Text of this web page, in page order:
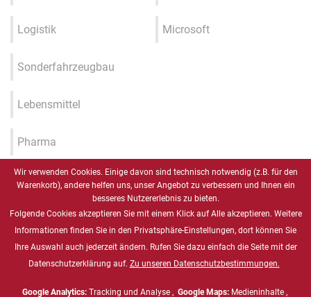
Logistik
Sonderfahrzeugbau
Lebensmittel
Pharma
Industrie 4.0 / IIOT / Smart
Gesundheitswesen
Marine
Microsoft
Wir verwenden Cookies. Einige davon sind technisch notwendig (z.B. für den
Warenkorb), andere helfen uns, unser Angebot zu verbessern und Ihnen ein
besseres Nutzererlebnis zu bieten.
Folgende Cookies akzeptieren Sie mit einem Klick auf Alle akzeptieren. Weitere
Informationen finden Sie in den Privatsphäre-Einstellungen, dort können Sie
Ihre Auswahl auch jederzeit ändern. Rufen Sie dazu einfach die Seite mit der
Datenschutzerklärung auf. Zu unseren Datenschutzbestimmungen.
Google Analytics:Tracking und Analyse , Google Maps:Medieninhalte ,